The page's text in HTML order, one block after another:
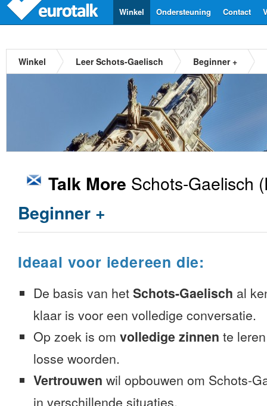
Contact
Ondersteuning
Winkel
Winkel Leer Schots-Gaelisch Beginner +
Talk More Schots-Gaelisch
Beginner +
Ideaal voor iedereen die:
De basis van het Schots-Gaelisch al
klaar is voor een volledige conversatie.
Op zoek is om volledige zinnen te
losse woorden.
Vertrouwen wil opbouwen om Schots-
in verschillende situaties.